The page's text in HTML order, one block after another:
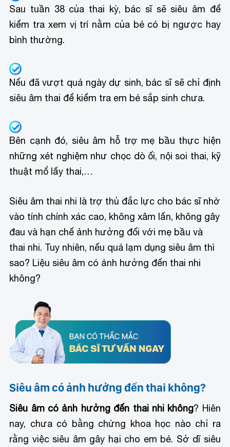
Sau tuần 38 của thai kỳ, bác sĩ sẽ siêu âm để
kiểm tra xem vị trí nằm của bé có bị ngược hay
bình thường.
Nếu đã vượt quá ngày dự sinh, bác sĩ sẽ chỉ định
siêu âm thai để kiểm tra em bé sắp sinh chưa.
Bên cạnh đó, siêu âm hỗ trợ mẹ bầu thực hiện
những xét nghiệm như chọc dò ối, nội soi thai, kỹ
thuật mổ lấy thai,…
Siêu âm thai nhi là trợ thủ đắc lực cho bác sĩ nhờ
vào tính chính xác cao, không xâm lấn, không gây
đau và hạn chế ảnh hưởng đối với mẹ bầu và
thai nhi. Tuy nhiên, nếu quá lạm dụng siêu âm thì
sao? Liệu siêu âm có ảnh hưởng đến thai nhi
không?
Siêu âm có ảnh hưởng đến thai không?
Siêu âm có ảnh hưởng đến thai nhi không? Hiên
nay, chưa có bằng chứng khoa học nào chỉ ra
rằng việc siêu âm gây hại cho em bé. Sở dĩ siêu